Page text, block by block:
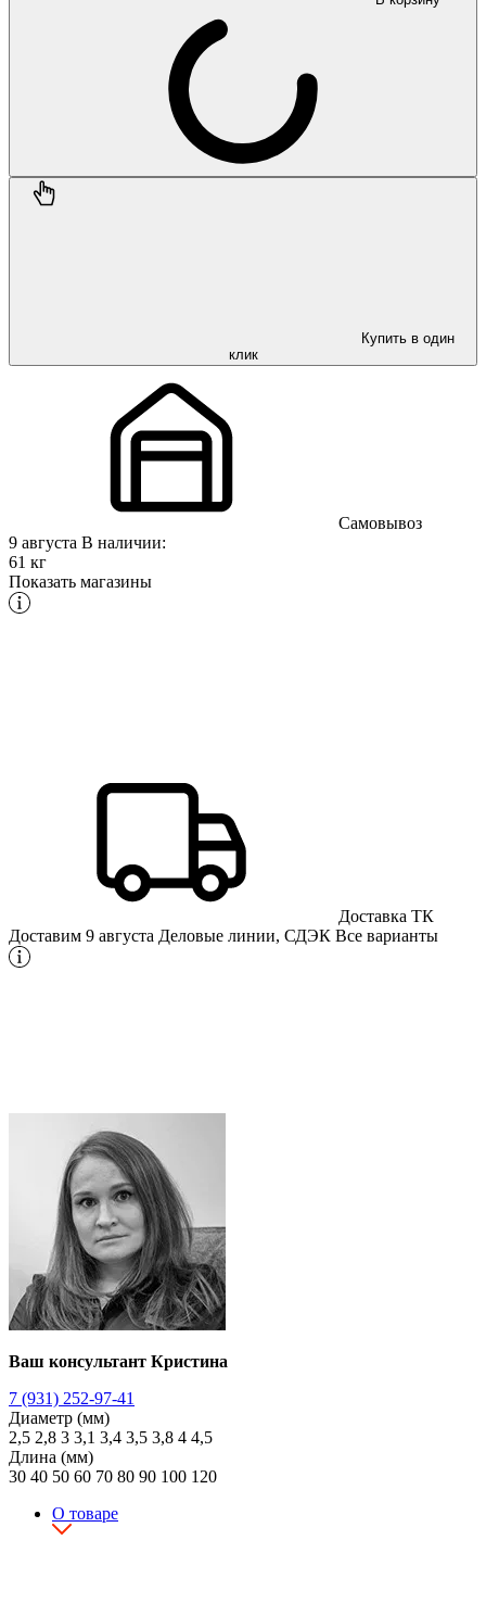
Купить в один
клик
Самовывоз
9 августа В наличии:
61 кг
Показать магазины
Доставка ТК
Доставим 9 августа Деловые линии, СДЭК Все варианты
Ваш консультант Кристина
7 (931) 252-97-41
Диаметр (мм)
2,5 2,8 3 3,1 3,4 3,5 3,8 4 4,5
Длина (мм)
30 40 50 60 70 80 90 100 120
О товаре